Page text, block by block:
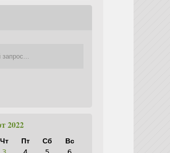
2022
Чт Пт Сб
Вс